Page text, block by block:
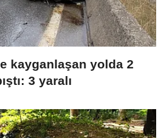
kayganlaşan yolda 2
3 yaralı